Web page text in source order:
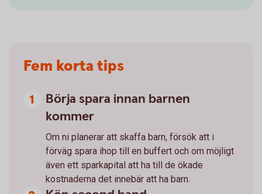
Fem korta tips
Börja spara innan barnen
kommer
Om ni planerar att skaffa barn, försök att i
förväg spara ihop till en buffert och om möjligt
även ett sparkapital att ha till de ökade
kostnaderna det innebär att ha barn.